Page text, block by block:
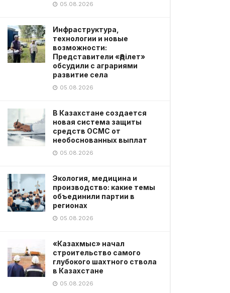
05.08.2026
Инфраструктура,
технологии и новые
возможности:
Представители «Әділет»
обсудили с аграриями
развитие села
05.08.2026
В Казахстане создается
новая система защиты
средств ОСМС от
необоснованных выплат
05.08.2026
Экология, медицина и
производство: какие темы
объединили партии в
регионах
05.08.2026
«Казахмыс» начал
строительство самого
глубокого шахтного ствола
в Казахстане
05.08.2026